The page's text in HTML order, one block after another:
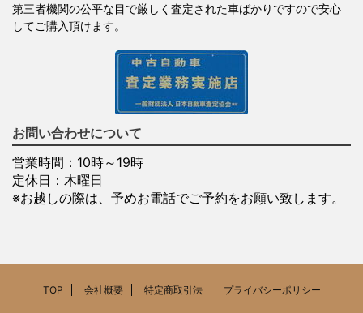
第三者機関の公平な目で厳しく査定された車ばかりですので安心
してご購入頂けます。
お問い合わせについて
営業時間：10時～19時
定休日：木曜日
※お越しの際は、予めお電話でご予約をお願い致します。
TOP 会社概要 特定商取引法 プライバシーポリシー